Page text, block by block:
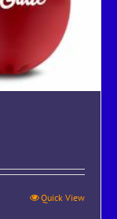
Quick View